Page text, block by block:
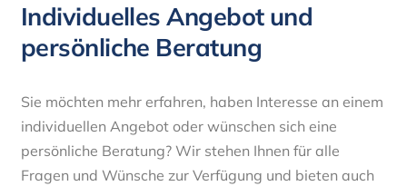
Individuelles Angebot und
persönliche Beratung
Sie möchten mehr erfahren, haben Interesse an einem
individuellen Angebot oder wünschen sich eine
persönliche Beratung? Wir stehen Ihnen für alle
Fragen und Wünsche zur Verfügung und bieten auch